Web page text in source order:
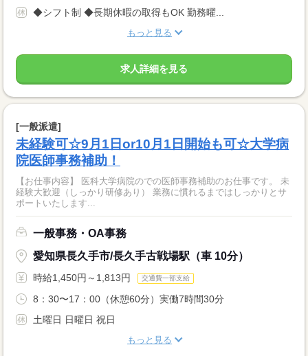
◆シフト制 ◆長期休暇の取得もOK 勤務曜...
もっと見る
求人詳細を見る
[一般派遣]
未経験可☆9月1日or10月1日開始も可☆大学病
院医師事務補助！
【お仕事内容】 医科大学病院のでの医師事務補助のお仕事です。 未
経験大歓迎（しっかり研修あり） 業務に慣れるまではしっかりとサ
ポートいたします...
一般事務・OA事務
愛知県長久手市/長久手古戦場駅（車 10分）
時給1,450円～1,813円 交通費一部支給
8：30〜17：00（休憩60分）実働7時間30分
土曜日 日曜日 祝日
もっと見る